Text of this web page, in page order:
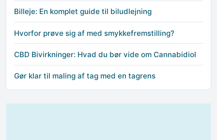
Billeje: En komplet guide til biludlejning
Hvorfor prøve sig af med smykkefremstilling?
CBD Bivirkninger: Hvad du bør vide om Cannabidiol
Gør klar til maling af tag med en tagrens